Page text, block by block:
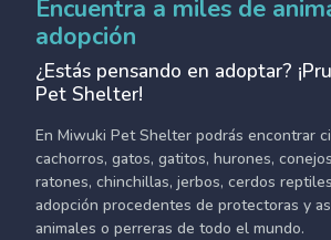
Encuentra a miles de
adopción
¿Estás pensando en adoptar?
Pet Shelter!
En Miwuki Pet Shelter podrás encontrar
cachorros, gatos, gatitos, hurones,
ratones, chinchillas, jerbos, cerdos
adopción procedentes de protectoras y
animales o perreras de todo el mundo.